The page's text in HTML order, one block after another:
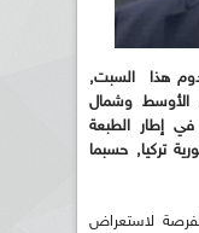
هذا السبت,
وشمال
إطار الطبعة
تركيا, حسبما
لاستعراض